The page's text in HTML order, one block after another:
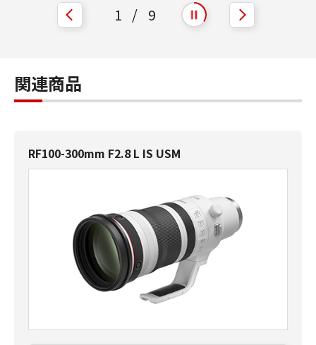
1 / 9 自動再生を開始
自動再生を停止
関連商品
RF100-300mm F2.8 L IS USM